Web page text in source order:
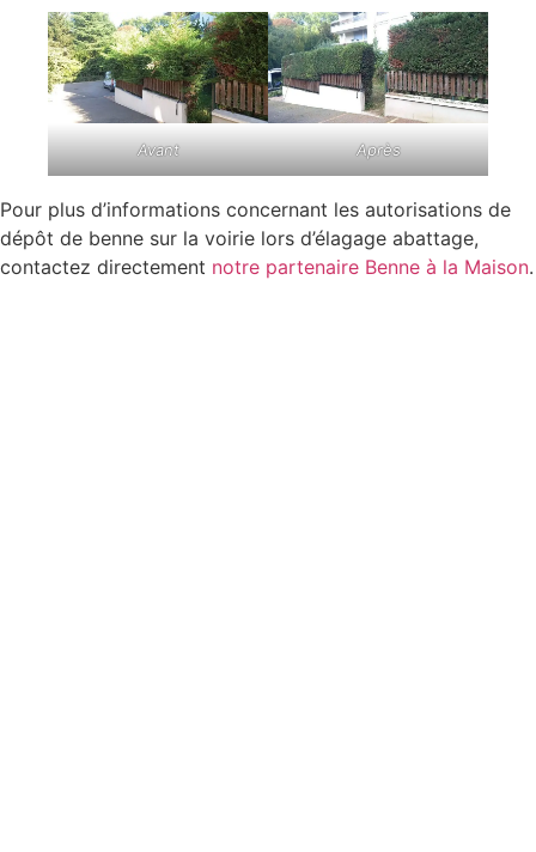
Avant Après
Pour plus d’informations concernant les autorisations de
dépôt de benne sur la voirie lors d’élagage abattage,
contactez directement notre partenaire Benne à la Maison.